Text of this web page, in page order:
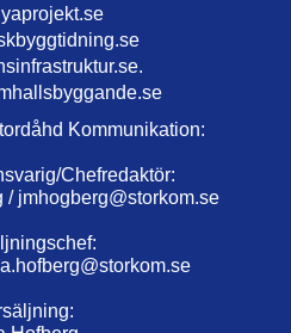
Kommunikation:
Chefredaktör:
/ jmhogberg@storkom.se